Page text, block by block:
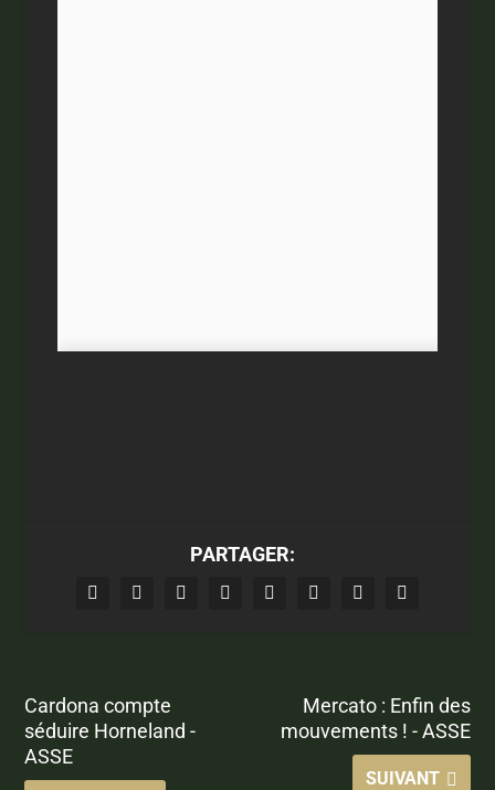
PARTAGER:
Cardona compte
séduire Horneland -
ASSE
Mercato : Enfin des
mouvements ! - ASSE
SUIVANT